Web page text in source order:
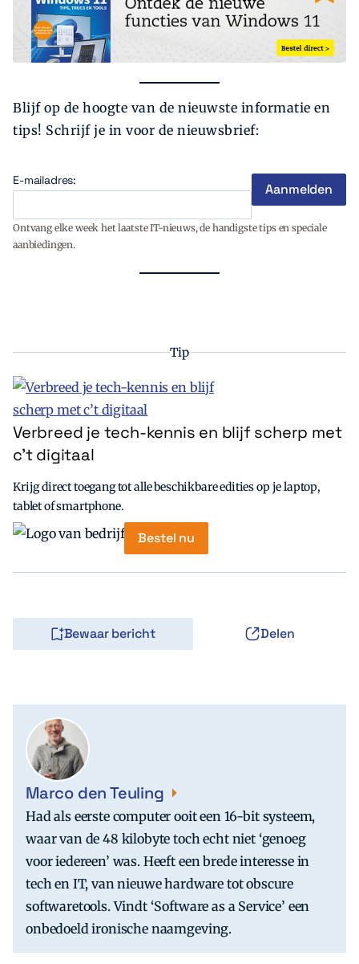
Blijf op de hoogte van de nieuwste informatie en
tips! Schrijf je in voor de nieuwsbrief:
E-mailadres:
Ontvang elke week het laatste IT-nieuws, de handigste tips en speciale
aanbiedingen.
Tip
Verbreed je tech-kennis en blijf scherp met
c’t digitaal
Krijg direct toegang tot alle beschikbare edities op je laptop,
tablet of smartphone.
Bestel nu
Bewaar bericht Delen
Marco den Teuling
Had als eerste computer ooit een 16-bit systeem,
waar van de 48 kilobyte toch echt niet ‘genoeg
voor iedereen’ was. Heeft een brede interesse in
tech en IT, van nieuwe hardware tot obscure
softwaretools. Vindt ‘Software as a Service’ een
onbedoeld ironische naamgeving.